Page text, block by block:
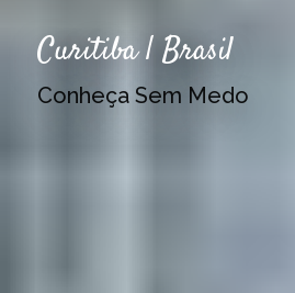
Curitiba | Brasil
Conheça Sem Medo